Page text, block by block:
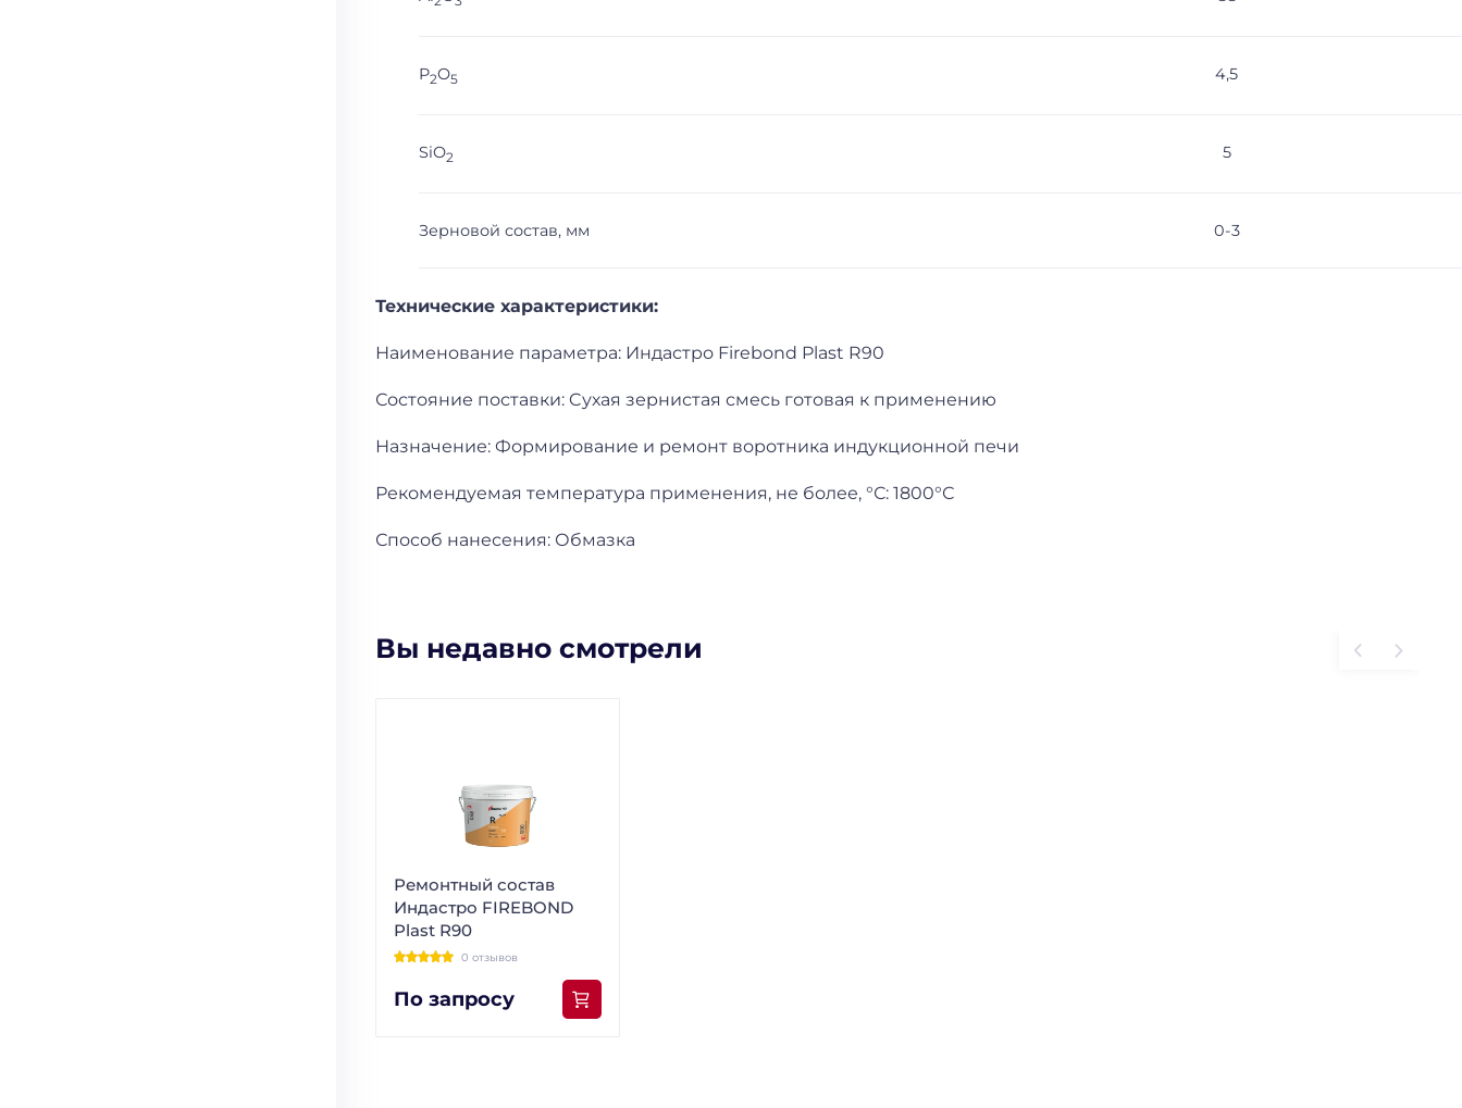
P2O5 4,5
SiO2 5
Зерновой состав, мм 0-3
Технические характеристики:
Наименование параметра: Индастро Firebond Plast R90
Состояние поставки: Cухая зернистая смесь готовая к применению
Назначение: Формирование и ремонт воротника индукционной печи
Рекомендуемая температура применения, не более, °С: 1800°С
Способ нанесения: Обмазка
Вы недавно смотрели
Ремонтный состав
Индастро FIREBOND
Plast R90
0 отзывов
По запросу